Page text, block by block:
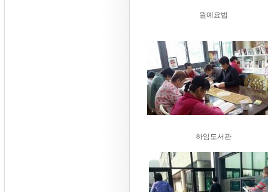
원예요법
하임도서관